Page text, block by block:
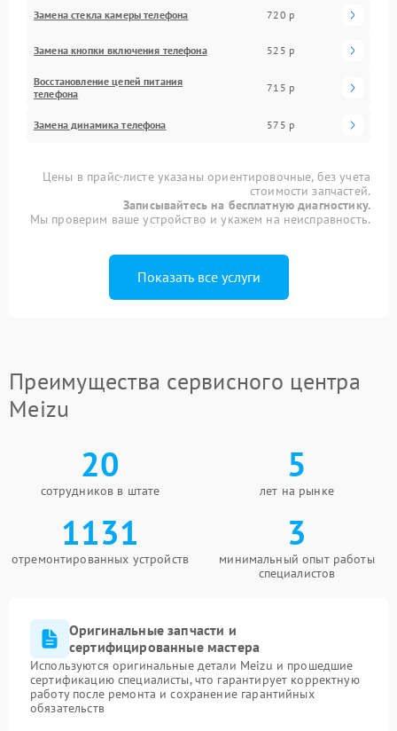
Замена стекла камеры телефона 720 р
Замена кнопки включения телефона 525 р
Восстановление цепей питания
телефона
715 р
Замена динамика телефона 575 р
Цены в прайс-листе указаны ориентировочные, без учета
стоимости запчастей.
Записывайтесь на бесплатную диагностику.
Мы проверим ваше устройство и укажем на неисправность.
Показать все услуги
Преимущества сервисного центра
Meizu
20
сотрудников в штате
5
лет на рынке
1131
отремонтированных устройств
3
минимальный опыт работы
специалистов
Оригинальные запчасти и
сертифицированные мастера
Используются оригинальные детали Meizu и прошедшие
сертификацию специалисты, что гарантирует корректную
работу после ремонта и сохранение гарантийных
обязательств